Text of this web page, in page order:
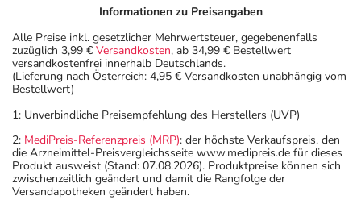
Informationen zu Preisangaben
Alle Preise inkl. gesetzlicher Mehrwertsteuer, gegebenenfalls
zuzüglich 3,99 € Versandkosten, ab 34,99 € Bestellwert
versandkostenfrei innerhalb Deutschlands.
(Lieferung nach Österreich: 4,95 € Versandkosten unabhängig vom
Bestellwert)
1: Unverbindliche Preisempfehlung des Herstellers (UVP)
2: MediPreis-Referenzpreis (MRP): der höchste Verkaufspreis, den
die Arzneimittel-Preisvergleichsseite www.medipreis.de für dieses
Produkt ausweist (Stand: 07.08.2026). Produktpreise können sich
zwischenzeitlich geändert und damit die Rangfolge der
Versandapotheken geändert haben.